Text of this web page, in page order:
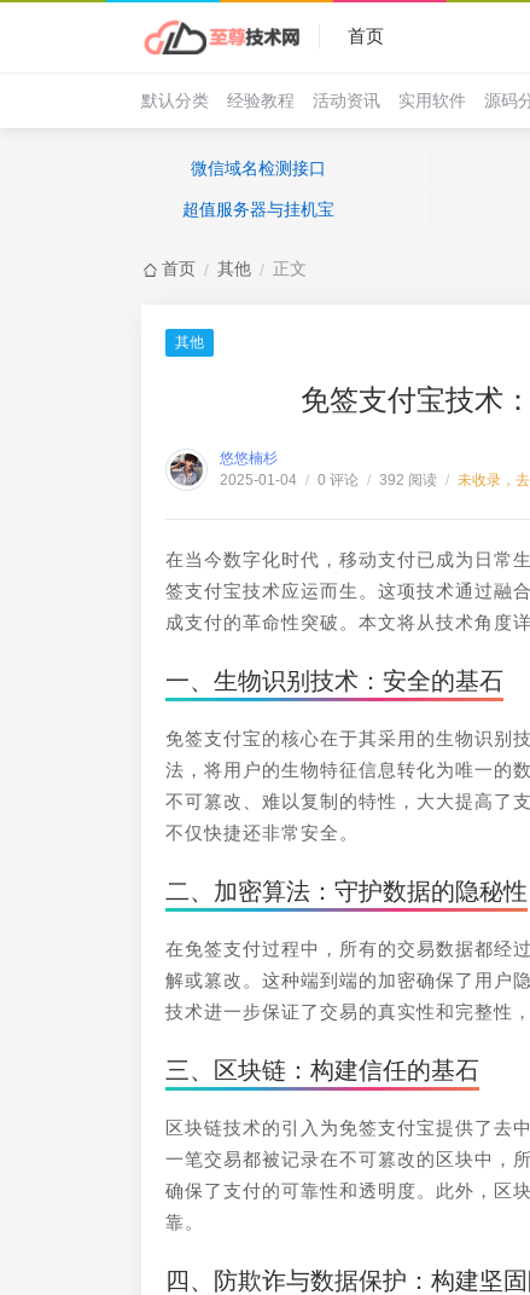
首页
默认分类 经验教程 活动资讯 实用软件 源码
微信域名检测接口
超值服务器与挂机宝
首页 / 其他 / 正文
其他
免签支付宝技术
悠悠楠杉
2025-01-04 / 0 评论 / 392 阅读 / 未收录，
在当今数字化时代，移动支付已成为日常
签支付宝技术应运而生。这项技术通过融
成支付的革命性突破。本文将从技术角度
一、生物识别技术：安全的基石
免签支付宝的核心在于其采用的生物识别
法，将用户的生物特征信息转化为唯一的
不可篡改、难以复制的特性，大大提高了
不仅快捷还非常安全。
二、加密算法：守护数据的隐秘性
在免签支付过程中，所有的交易数据都经
解或篡改。这种端到端的加密确保了用户
技术进一步保证了交易的真实性和完整性
三、区块链：构建信任的基石
区块链技术的引入为免签支付宝提供了去
一笔交易都被记录在不可篡改的区块中，
确保了支付的可靠性和透明度。此外，区
靠。
四、防欺诈与数据保护：构建坚